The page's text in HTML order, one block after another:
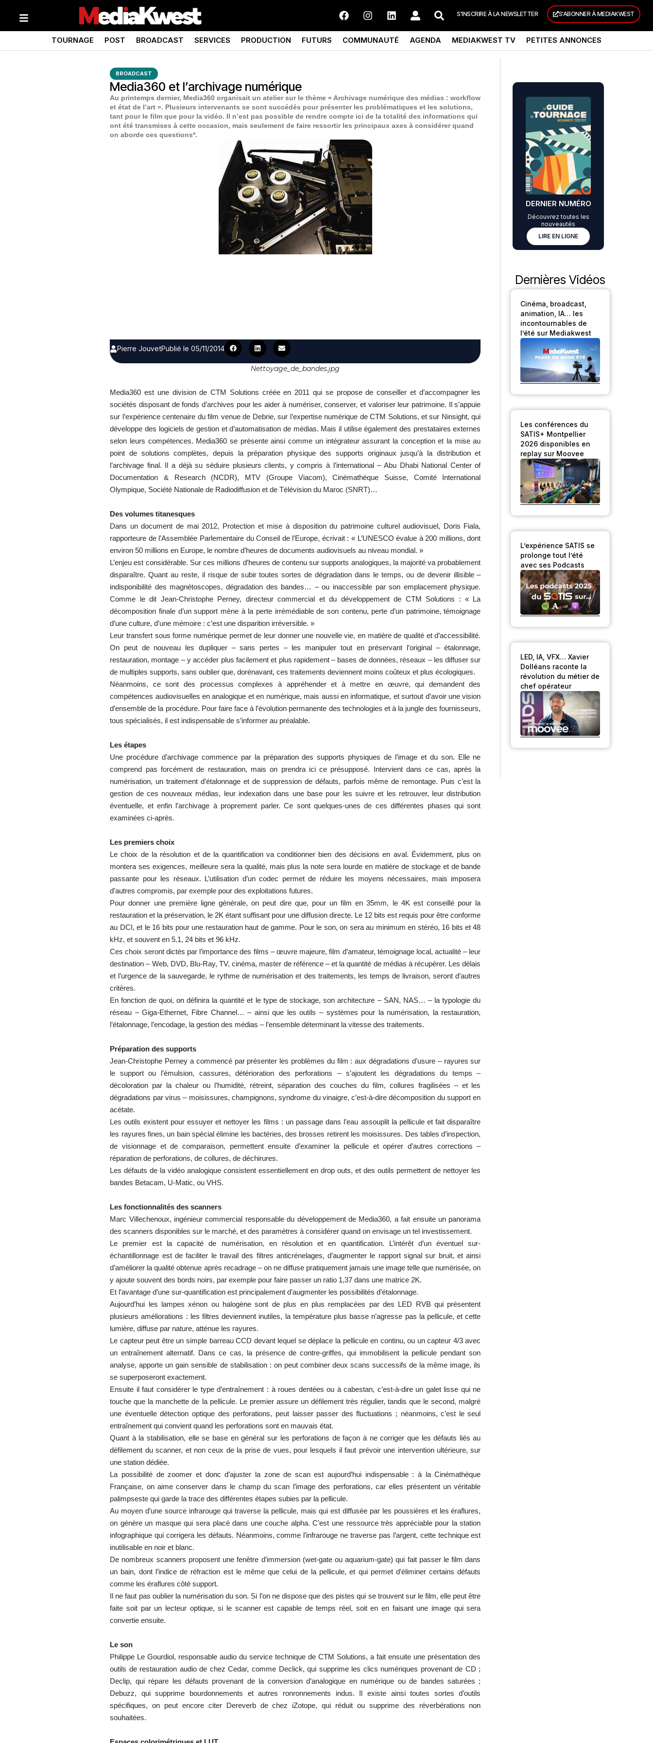
S'INSCRIRE À LA NEWSLETTER S'ABONNER À MEDIAKWEST
TOURNAGE POST BROADCAST SERVICES PRODUCTION FUTURS COMMUNAUTÉ AGENDA MEDIAKWEST TV PETITES ANNONCES
BROADCAST
Media360 et l’archivage numérique
Au printemps dernier, Media360 organisait un atelier sur le thème « Archivage numérique des médias : workflow
et état de l’art ». Plusieurs intervenants se sont succédés pour présenter les problématiques et les solutions,
tant pour le film que pour la vidéo. Il n’est pas possible de rendre compte ici de la totalité des informations qui
ont été transmises à cette occasion, mais seulement de faire ressortir les principaux axes à considérer quand
on aborde ces questions*.
Pierre JouvetPublié le 05/11/2014
Nettoyage_de_bandes.jpg
Media360 est une division de CTM Solutions créée en 2011 qui se propose de conseiller et d’accompagner les
sociétés disposant de fonds d’archives pour les aider à numériser, conserver, et valoriser leur patrimoine. Il s’appuie
sur l’expérience centenaire du film venue de Debrie, sur l’expertise numérique de CTM Solutions, et sur Ninsight, qui
développe des logiciels de gestion et d’automatisation de médias. Mais il utilise également des prestataires externes
selon leurs compétences. Media360 se présente ainsi comme un intégrateur assurant la conception et la mise au
point de solutions complètes, depuis la préparation physique des supports originaux jusqu’à la distribution et
l’archivage final. Il a déjà su séduire plusieurs clients, y compris à l’international – Abu Dhabi National Center of
Documentation & Research (NCDR), MTV (Groupe Viacom), Cinémathèque Suisse, Comité International
Olympique, Société Nationale de Radiodiffusion et de Télévision du Maroc (SNRT)…
Des volumes titanesques
Dans un document de mai 2012, Protection et mise à disposition du patrimoine culturel audiovisuel, Doris Fiala,
rapporteure de l’Assemblée Parlementaire du Conseil de l’Europe, écrivait : « L’UNESCO évalue à 200 millions, dont
environ 50 millions en Europe, le nombre d’heures de documents audiovisuels au niveau mondial. »
L’enjeu est considérable. Sur ces millions d’heures de contenu sur supports analogiques, la majorité va probablement
disparaître. Quant au reste, il risque de subir toutes sortes de dégradation dans le temps, ou de devenir illisible –
indisponibilité des magnétoscopes, dégradation des bandes… – ou inaccessible par son emplacement physique.
Comme le dit Jean-Christophe Perney, directeur commercial et du développement de CTM Solutions : « La
décomposition finale d’un support mène à la perte irrémédiable de son contenu, perte d’un patrimoine, témoignage
d’une culture, d’une mémoire : c’est une disparition irréversible. »
Leur transfert sous forme numérique permet de leur donner une nouvelle vie, en matière de qualité et d’accessibilité.
On peut de nouveau les dupliquer – sans pertes – les manipuler tout en préservant l’original – étalonnage,
restauration, montage – y accéder plus facilement et plus rapidement – bases de données, réseaux – les diffuser sur
de multiples supports, sans oublier que, dorénavant, ces traitements deviennent moins coûteux et plus écologiques.
Néanmoins, ce sont des processus complexes à appréhender et à mettre en œuvre, qui demandent des
compétences audiovisuelles en analogique et en numérique, mais aussi en informatique, et surtout d’avoir une vision
d’ensemble de la procédure. Pour faire face à l’évolution permanente des technologies et à la jungle des fournisseurs,
tous spécialisés, il est indispensable de s’informer au préalable.
Les étapes
Une procédure d’archivage commence par la préparation des supports physiques de l’image et du son. Elle ne
comprend pas forcément de restauration, mais on prendra ici ce présupposé. Intervient dans ce cas, après la
numérisation, un traitement d’étalonnage et de suppression de défauts, parfois même de remontage. Puis c’est la
gestion de ces nouveaux médias, leur indexation dans une base pour les suivre et les retrouver, leur distribution
éventuelle, et enfin l’archivage à proprement parler. Ce sont quelques-unes de ces différentes phases qui sont
examinées ci-après.
Les premiers choix
Le choix de la résolution et de la quantification va conditionner bien des décisions en aval. Évidemment, plus on
montera ses exigences, meilleure sera la qualité, mais plus la note sera lourde en matière de stockage et de bande
passante pour les réseaux. L’utilisation d’un codec permet de réduire les moyens nécessaires, mais imposera
d’autres compromis, par exemple pour des exploitations futures.
Pour donner une première ligne générale, on peut dire que, pour un film en 35mm, le 4K est conseillé pour la
restauration et la préservation, le 2K étant suffisant pour une diffusion directe. Le 12 bits est requis pour être conforme
au DCI, et le 16 bits pour une restauration haut de gamme. Pour le son, on sera au minimum en stéréo, 16 bits et 48
kHz, et souvent en 5.1, 24 bits et 96 kHz.
Ces choix seront dictés par l’importance des films – œuvre majeure, film d’amateur, témoignage local, actualité – leur
destination – Web, DVD, Blu-Ray, TV, cinéma, master de référence – et la quantité de médias à récupérer. Les délais
et l’urgence de la sauvegarde, le rythme de numérisation et des traitements, les temps de livraison, seront d’autres
critères.
En fonction de quoi, on définira la quantité et le type de stockage, son architecture – SAN, NAS… – la typologie du
réseau – Giga-Ethernet, Fibre Channel… – ainsi que les outils – systèmes pour la numérisation, la restauration,
l’étalonnage, l’encodage, la gestion des médias – l’ensemble déterminant la vitesse des traitements.
Préparation des supports
Jean-Christophe Perney a commencé par présenter les problèmes du film : aux dégradations d’usure – rayures sur
le support ou l’émulsion, cassures, détérioration des perforations – s’ajoutent les dégradations du temps –
décoloration par la chaleur ou l’humidité, rétreint, séparation des couches du film, collures fragilisées – et les
dégradations par virus – moisissures, champignons, syndrome du vinaigre, c’est-à-dire décomposition du support en
acétate.
Les outils existent pour essuyer et nettoyer les films : un passage dans l’eau assouplit la pellicule et fait disparaître
les rayures fines, un bain spécial élimine les bactéries, des brosses retirent les moisissures. Des tables d’inspection,
de visionnage et de comparaison, permettent ensuite d’examiner la pellicule et opérer d’autres corrections –
réparation de perforations, de collures, de déchirures.
Les défauts de la vidéo analogique consistent essentiellement en drop outs, et des outils permettent de nettoyer les
bandes Betacam, U-Matic, ou VHS.
Les fonctionnalités des scanners
Marc Villechenoux, ingénieur commercial responsable du développement de Media360, a fait ensuite un panorama
des scanners disponibles sur le marché, et des paramètres à considérer quand on envisage un tel investissement.
Le premier est la capacité de numérisation, en résolution et en quantification. L’intérêt d’un éventuel sur-
échantillonnage est de faciliter le travail des filtres anticrénelages, d’augmenter le rapport signal sur bruit, et ainsi
d’améliorer la qualité obtenue après recadrage – on ne diffuse pratiquement jamais une image telle que numérisée, on
y ajoute souvent des bords noirs, par exemple pour faire passer un ratio 1,37 dans une matrice 2K.
Et l’avantage d’une sur-quantification est principalement d’augmenter les possibilités d’étalonnage.
Aujourd’hui les lampes xénon ou halogène sont de plus en plus remplacées par des LED RVB qui présentent
plusieurs améliorations : les filtres deviennent inutiles, la température plus basse n’agresse pas la pellicule, et cette
lumière, diffuse par nature, atténue les rayures.
Le capteur peut être un simple barreau CCD devant lequel se déplace la pellicule en continu, ou un capteur 4/3 avec
un entraînement alternatif. Dans ce cas, la présence de contre-griffes, qui immobilisent la pellicule pendant son
analyse, apporte un gain sensible de stabilisation : on peut combiner deux scans successifs de la même image, ils
se superposeront exactement.
Ensuite il faut considérer le type d’entraînement : à roues dentées ou à cabestan, c’est-à-dire un galet lisse qui ne
touche que la manchette de la pellicule. Le premier assure un défilement très régulier, tandis que le second, malgré
une éventuelle détection optique des perforations, peut laisser passer des fluctuations ; néanmoins, c’est le seul
entraînement qui convient quand les perforations sont en mauvais état.
Quant à la stabilisation, elle se base en général sur les perforations de façon à ne corriger que les défauts liés au
défilement du scanner, et non ceux de la prise de vues, pour lesquels il faut prévoir une intervention ultérieure, sur
une station dédiée.
La possibilité de zoomer et donc d’ajuster la zone de scan est aujourd’hui indispensable : à la Cinémathèque
Française, on aime conserver dans le champ du scan l’image des perforations, car elles présentent un véritable
palimpseste qui garde la trace des différentes étapes subies par la pellicule.
Au moyen d’une source infrarouge qui traverse la pellicule, mais qui est diffusée par les poussières et les éraflures,
on génère un masque qui sera placé dans une couche alpha. C’est une ressource très appréciable pour la station
infographique qui corrigera les défauts. Néanmoins, comme l’infrarouge ne traverse pas l’argent, cette technique est
inutilisable en noir et blanc.
De nombreux scanners proposent une fenêtre d’immersion (wet-gate ou aquarium-gate) qui fait passer le film dans
un bain, dont l’indice de réfraction est le même que celui de la pellicule, et qui permet d’éliminer certains défauts
comme les éraflures côté support.
Il ne faut pas oublier la numérisation du son. Si l’on ne dispose que des pistes qui se trouvent sur le film, elle peut être
faite soit par un lecteur optique, si le scanner est capable de temps réel, soit en en faisant une image qui sera
convertie ensuite.
Le son
Philippe Le Gourdiol, responsable audio du service technique de CTM Solutions, a fait ensuite une présentation des
outils de restauration audio de chez Cedar, comme Declick, qui supprime les clics numériques provenant de CD ;
Declip, qui répare les défauts provenant de la conversion d’analogique en numérique ou de bandes saturées ;
Debuzz, qui supprime bourdonnements et autres ronronnements indus. Il existe ainsi toutes sortes d’outils
spécifiques, on peut encore citer Dereverb de chez iZotope, qui réduit ou supprime des réverbérations non
souhaitées.
DERNIER NUMÉRO
Découvrez toutes les
nouveautés
LIRE EN LIGNE
Dernières Vidéos
Cinéma, broadcast,
animation, IA… les
incontournables de
l’été sur Mediakwest
Les conférences du
SATIS+ Montpellier
2026 disponibles en
replay sur Moovee
L’expérience SATIS se
prolonge tout l’été
avec ses Podcasts
LED, IA, VFX… Xavier
Dolléans raconte la
révolution du métier de
chef opérateur